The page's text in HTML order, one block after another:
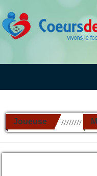
Joueuse //////////